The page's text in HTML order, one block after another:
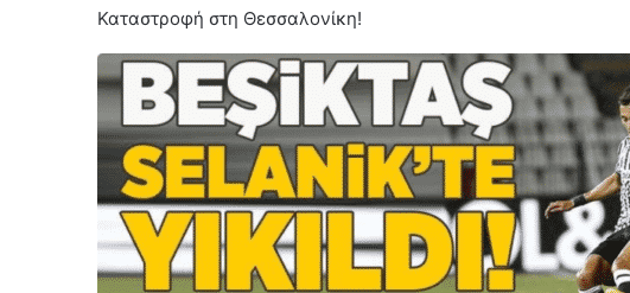
Καταστροφή στη Θεσσαλονίκη!